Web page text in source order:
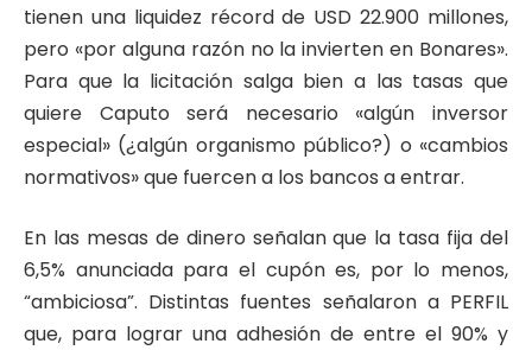
tienen una liquidez récord de USD 22.900 millones,
pero «por alguna razón no la invierten en Bonares».
Para que la licitación salga bien a las tasas que
quiere Caputo será necesario «algún inversor
especial» (¿algún organismo público?) o «cambios
normativos» que fuercen a los bancos a entrar.
En las mesas de dinero señalan que la tasa fija del
6,5% anunciada para el cupón es, por lo menos,
“ambiciosa”. Distintas fuentes señalaron a PERFIL
que, para lograr una adhesión de entre el 90% y